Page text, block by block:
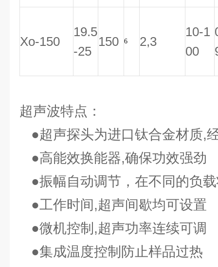
Xo-150
19.5
-25
150 6 2,3
10-1
00
超声波特点：
●超声探头为进口钛合金材质,
●高能效换能器,确保功效强劲
●振幅自动调节，在不同的负
●工作时间,超声间歇均可设置
●微机控制,超声功率连续可调
●集成温度控制防止样品过热